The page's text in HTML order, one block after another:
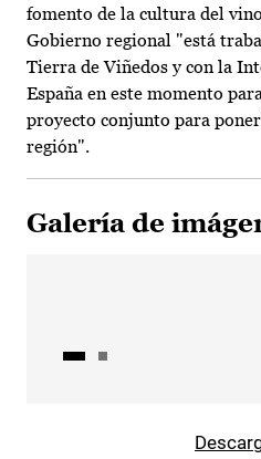
fomento de la cultura del
Gobierno regional "está
Tierra de Viñedos y con la
España en este momento
proyecto conjunto para
región".
Galería de